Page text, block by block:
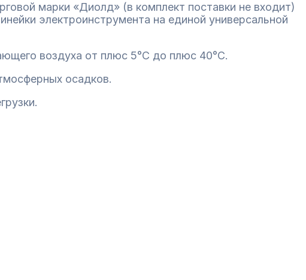
марки «Диолд» (в комплект поставки не входит)
электроинструмента на единой универсальной
воздуха от плюс 5°С до плюс 40°С.
осадков.